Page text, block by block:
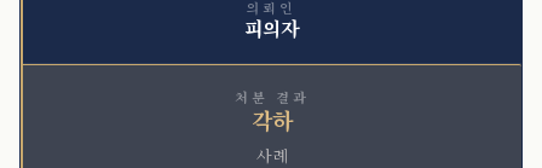
의뢰인
피의자
처분 결과
각하
사례